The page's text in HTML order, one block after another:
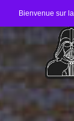
Bienvenue sur